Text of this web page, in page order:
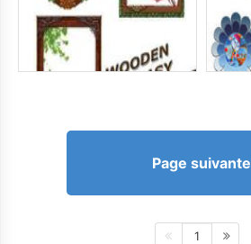
Page suivante
1